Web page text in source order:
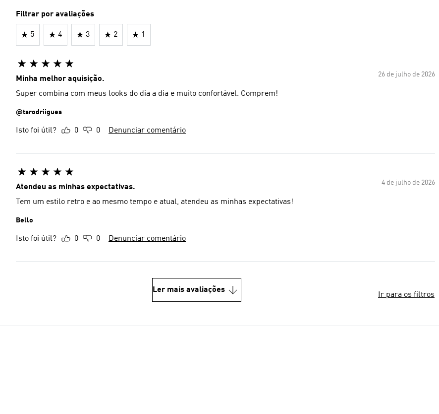
Filtrar por avaliações
5 4 3 2 1
26 de julho de 2026
Minha melhor aquisição.
Super combina com meus looks do dia a dia e muito confortável. Comprem!
@tsrodriigues
Isto foi útil? 0 0 Denunciar comentário
4 de julho de 2026
Atendeu as minhas expectativas.
Tem um estilo retro e ao mesmo tempo e atual, atendeu as minhas expectativas!
Bello
Isto foi útil? 0 0 Denunciar comentário
Ler mais avaliações
Ir para os filtros